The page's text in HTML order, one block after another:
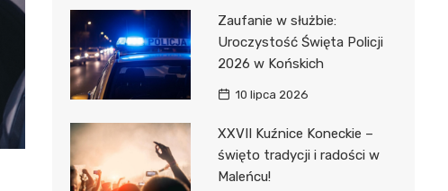
Zaufanie w służbie:
Uroczystość Święta Policji
2026 w Końskich
10 lipca 2026
XXVII Kuźnice Koneckie –
święto tradycji i radości w
Maleńcu!